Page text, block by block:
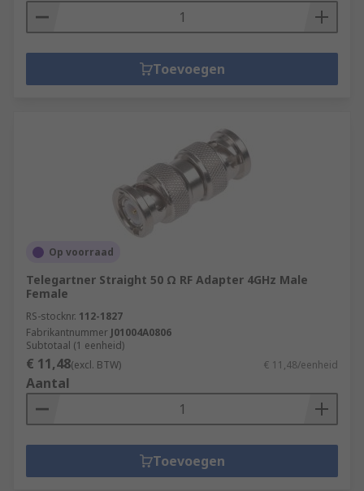
Toevoegen
Op voorraad
Telegartner Straight 50 Ω RF Adapter 4GHz Male
Female
RS-stocknr. 112-1827
Fabrikantnummer J01004A0806
Subtotaal (1 eenheid)
€ 11,48(excl. BTW) € 11,48/eenheid
Aantal
Toevoegen